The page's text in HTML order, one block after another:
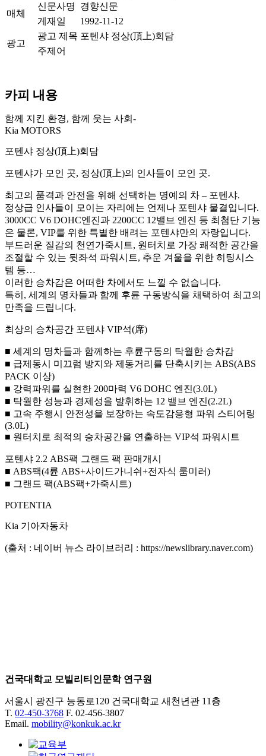
매체
신문사명
경향신문
게재일
1992-11-12
광고
광고 제목 포텐샤 정상(頂上)회담
주제어
카피 내용
함께 지킨 환경, 함께 웃는 사회-
Kia MOTORS
포텐샤 정상(頂上)회담
포텐샤가 모인 곳, 정상(頂上)의 인사들이 모인 곳.
최고의 품격과 안전을 위해 선택하는 명예의 차 – 포텐샤.
정상급 인사들이 모이는 자리에는 언제나 포텐샤 물결입니다.
3000CC V6 DOHC엔진과 2200CC 12밸브 엔진 등 최첨단 기능
은 물론, VIP를 위한 특별한 배려는 포텐샤만의 자랑입니다.
부드러운 질감의 천연가죽시트, 원터치로 가장 쾌적한 공간을
조절할 수 있는 뒷좌석 파워시트, 추운 겨울을 위한 히팅시스
템 등…
이러한 승차감은 어떠한 차에서도 느낄 수 없습니다.
특히, 세계의 명차들과 함께 후륜 구동방식을 채택하여 최고의
만족을 드립니다.
최상의 승차공간 포텐샤 VIP석(席)
■ 세계의 명차들과 함께하는 후륜구동의 탁월한 승차감
■ 급제동시 미끄럼 방지와 제동거리를 단축시키는 ABS(ABS
PACK 이상)
■ 강력파워를 실현한 200마력 V6 DOHC 엔진(3.0L)
■ 탁월한 성능과 경제성을 발휘하는 12 밸브 엔진(2.2L)
■ 고속 주행시 안전성을 보장하는 속도감응형 파워 스티어링
(3.0L)
■ 원터치로 최적의 승차공간을 연출하는 VIP석 파워시트
포텐샤 2.2 ABS팩 그랜드 팩 판매개시
■ ABS팩(4륜 ABS+사이드가니쉬+전자식 룸미러)
■ 그랜드 팩(ABS팩+가죽시트)
POTENTIA
Kia 기아자동차
(출처 : 네이버 뉴스 라이브러리 : https://newslibrary.naver.com)
건국대학교 모빌리티인문학 연구원
서울시 광진구 능동로120 건국대학교 새천년관 11층
T. 02-450-3768 F. 02-456-3807
Email. mobility@konkuk.ac.kr